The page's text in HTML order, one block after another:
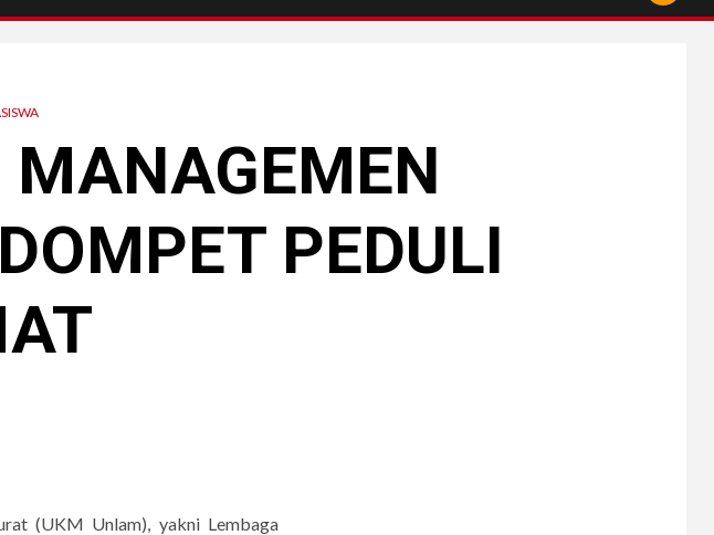
PEDULI
(UKM Unlam), yakni Lembaga